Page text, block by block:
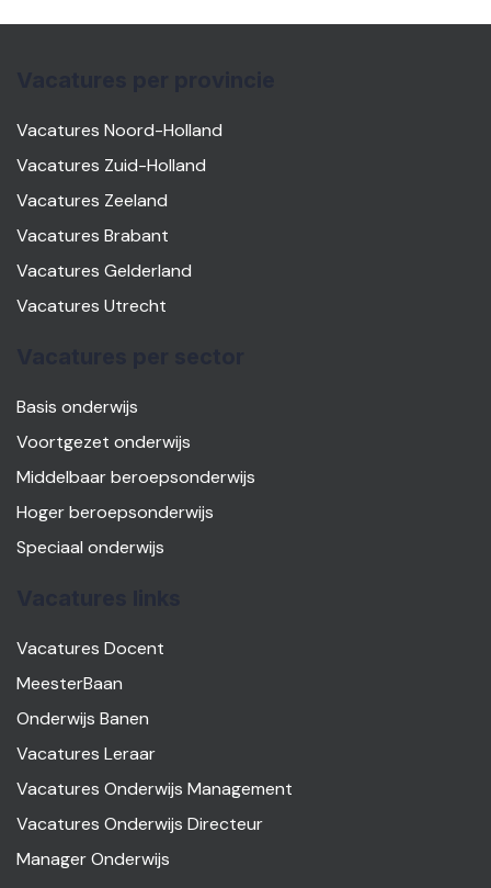
Vacatures Noord-Holland
Vacatures Zuid-Holland
Vacatures Zeeland
Vacatures Brabant
Vacatures Gelderland
Vacatures Utrecht
Basis onderwijs
Voortgezet onderwijs
Middelbaar beroepsonderwijs
Hoger beroepsonderwijs
Speciaal onderwijs
Vacatures Docent
MeesterBaan
Onderwijs Banen
Vacatures Leraar
Vacatures Onderwijs Management
Vacatures Onderwijs Directeur
Manager Onderwijs